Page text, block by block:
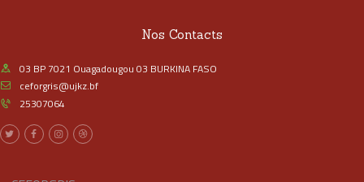
Nos Contacts
03 BP 7021 Ouagadougou 03 BURKINA FASO
ceforgris@ujkz.bf
25307064